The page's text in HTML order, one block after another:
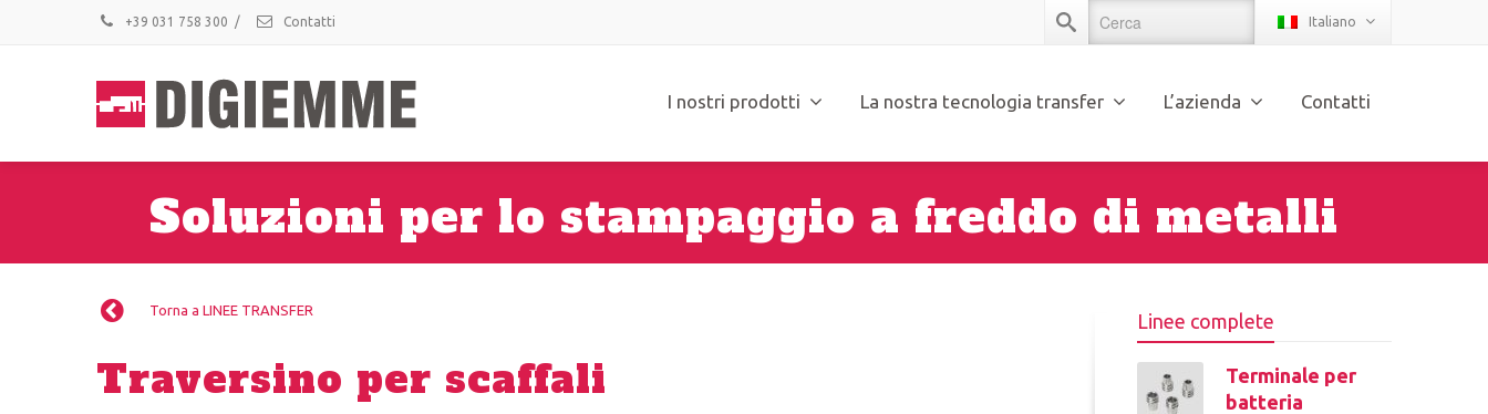
+39 031 758 300 / Contatti Italiano
I nostri prodotti La nostra tecnologia transfer L’azienda Contatti
Soluzioni per lo stampaggio a freddo di metalli
Torna a LINEE TRANSFER
Traversino per scaffali
Linee complete
Terminale per
batteria